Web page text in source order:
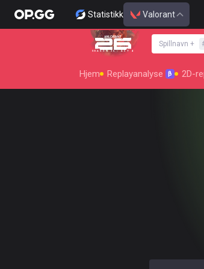
Statistikk Valorant
SEASON 26 : ACT 4
Spillnavn +
Hjem Replayanalyse β 2D-